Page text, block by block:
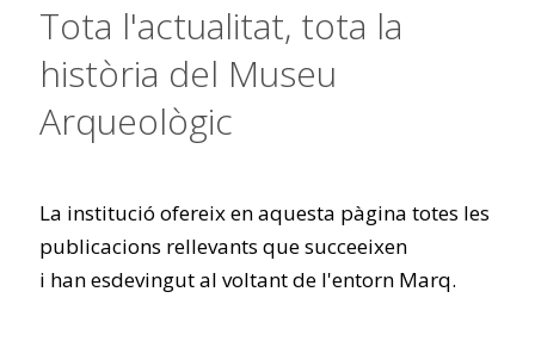
Tota l'actualitat, tota la
història del Museu
Arqueològic
La institució ofereix en aquesta pàgina totes les
publicacions rellevants que succeeixen
i han esdevingut al voltant de l'entorn Marq.